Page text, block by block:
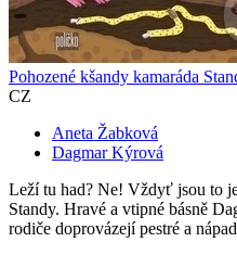
Pohozené kšandy kamaráda
CZ
Aneta Žabková
Dagmar Kýrová
Leží tu had? Ne! Vždyť jsou to
Standy. Hravé a vtipné básně
rodiče doprovázejí pestré a